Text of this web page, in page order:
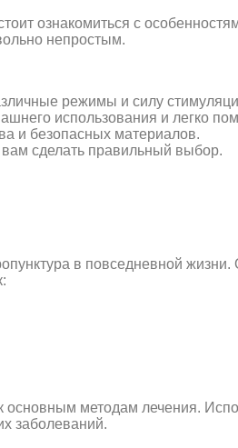
ознакомиться с
непростым.
режимы и силу
использования и легко
и безопасных материалов.
сделать правильный выбор.
в повседневной
методам лечения.
заболеваний.